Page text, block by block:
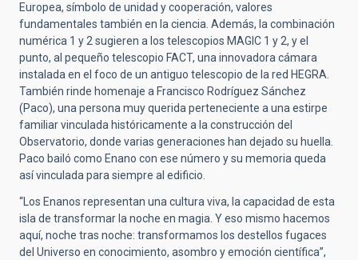
Europea, símbolo de unidad y cooperación, valores
fundamentales también en la ciencia. Además, la combinación
numérica 1 y 2 sugieren a los telescopios MAGIC 1 y 2, y el
punto, al pequeño telescopio FACT, una innovadora cámara
instalada en el foco de un antiguo telescopio de la red HEGRA.
También rinde homenaje a Francisco Rodríguez Sánchez
(Paco), una persona muy querida perteneciente a una estirpe
familiar vinculada históricamente a la construcción del
Observatorio, donde varias generaciones han dejado su huella.
Paco bailó como Enano con ese número y su memoria queda
así vinculada para siempre al edificio.
“Los Enanos representan una cultura viva, la capacidad de esta
isla de transformar la noche en magia. Y eso mismo hacemos
aquí, noche tras noche: transformamos los destellos fugaces
del Universo en conocimiento, asombro y emoción científica”,